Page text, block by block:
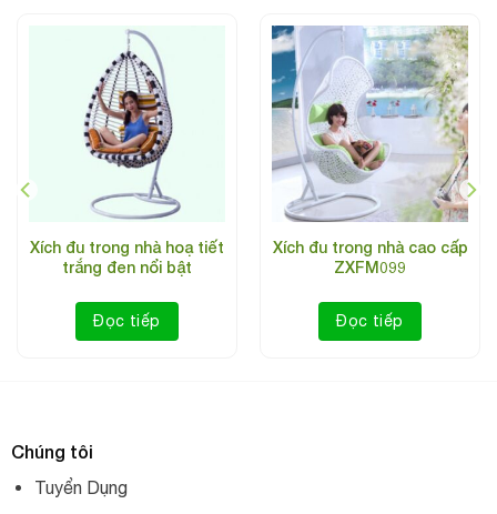
Thông tin sản phẩm
Tên sản phẩm: Xích đu trong nhà nhập khẩu
Thương hiệu: BCL
Kiểu dáng: Xích đu trong nhà
Chất liệu: Hợp kim
Giá bán: 6.300.000 vnđ
Bảo hành: 2 năm
Xích đu trong nhà hoạ tiết
trắng đen nổi bật
Đọc tiếp
Xích đu trong nhà cao cấp
ZXFM099
Đọc tiếp
Chúng tôi
Tuyển Dụng